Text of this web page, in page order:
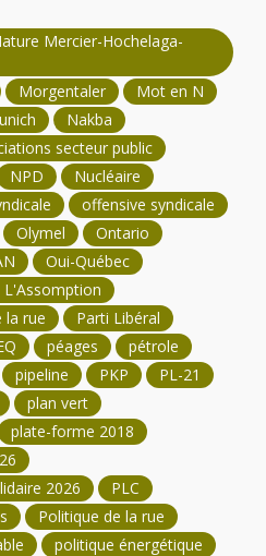
Mercier-Hochelaga-
Morgentaler
Mot en N
Nakba
secteur public
NPD
Nucléaire
offensive syndicale
Olymel
Ontario
Oui-Québec
L'Assomption
la rue
Parti Libéral
péages
pétrole
pipeline PKP
PL-21
plan vert
plate-forme 2018
2026
PLC
Politique de la rue
politique énergétique